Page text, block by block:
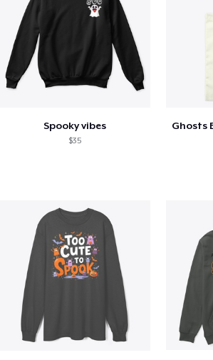
Spooky vibes
$35
Ghosts